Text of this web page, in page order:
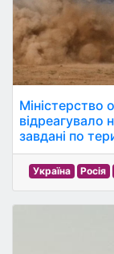
Міністерство
відреагувало
завдані по
Україна Росія